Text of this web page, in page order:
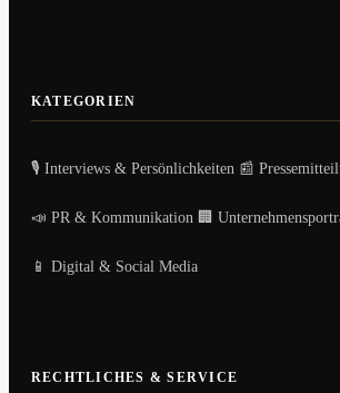
KATEGORIEN
🎙️ Interviews & Persönlichkeiten 📰
📣 PR & Kommunikation 🏢
📱 Digital & Social Media
RECHTLICHES & SERVICE